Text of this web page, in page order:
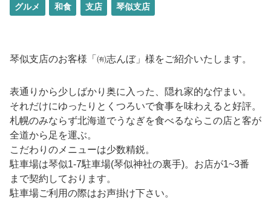
グルメ 和食 支店 琴似支店
琴似支店のお客様「㈲志んぼ」様をご紹介いたします。
表通りから少しばかり奥に入った、隠れ家的な佇まい。
それだけにゆったりとくつろいで食事を味わえると好評。
札幌のみならず北海道でうなぎを食べるならこの店と客が
全道から足を運ぶ。
こだわりのメニューは少数精鋭。
駐車場は琴似1-7駐車場(琴似神社の裏手)。お店が1~3番
まで契約しております。
駐車場ご利用の際はお声掛け下さい。